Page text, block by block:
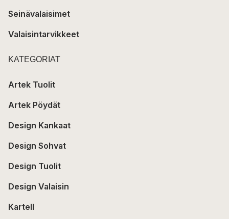
Seinävalaisimet
Valaisintarvikkeet
KATEGORIAT
Artek Tuolit
Artek Pöydät
Design Kankaat
Design Sohvat
Design Tuolit
Design Valaisin
Kartell